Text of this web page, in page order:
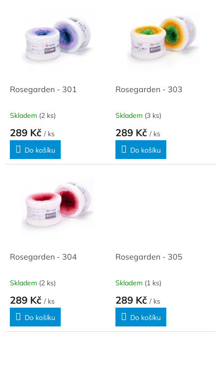
Rosegarden - 301
Skladem (2 ks)
289 Kč / ks
Do košíku
Rosegarden - 303
Skladem (3 ks)
289 Kč / ks
Do košíku
Rosegarden - 304
Skladem (2 ks)
289 Kč / ks
Do košíku
Rosegarden - 305
Skladem (1 ks)
289 Kč / ks
Do košíku